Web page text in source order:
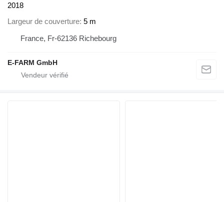
2018
Largeur de couverture 5 m
France, Fr-62136 Richebourg
E-FARM GmbH